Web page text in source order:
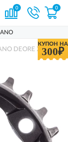
0 0
КУПОН НА
300₽
DEORE XT SM-